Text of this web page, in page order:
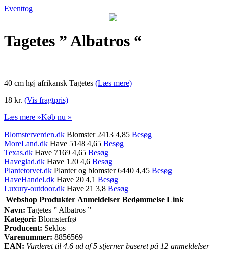
Eventtog
Tagetes ” Albatros “
40 cm høj afrikansk Tagetes (Læs mere)
18 kr. (Vis fragtpris)
Læs mere »Køb nu »
Blomsterverden.dk Blomster 2413 4,85 Besøg
MoreLand.dk Have 5148 4,65 Besøg
Texas.dk Have 7169 4,65 Besøg
Haveglad.dk Have 120 4,6 Besøg
Plantetorvet.dk Planter og blomster 6440 4,45 Besøg
HaveHandel.dk Have 20 4,1 Besøg
Luxury-outdoor.dk Have 21 3,8 Besøg
Webshop Produkter Anmeldelser Bedømmelse Link
Navn: Tagetes ” Albatros ”
Kategori: Blomsterfrø
Producent: Seklos
Varenummer: 8856569
EAN: Vurderet til 4.6 ud af 5 stjerner baseret på 12 anmeldelser